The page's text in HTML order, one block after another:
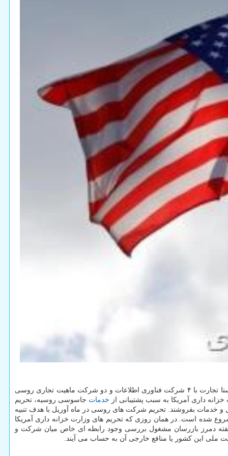
به گزارش پی اچ پی و جی کوئری به نقل از رویترز، روز گذشته دولت آمریکا با اقدامی جدید صنعت امنیت سایبری روسیه را هدف گرفت. در همین راستا تجارت با ۴ شرکت فناوری اطلاعات و دو شرکت ماهیت تجاری روسی
خدمات جاسوسی روسیه، تحریم
و خدمات بفروشند. تحریم شرکت های روسی در ماه آوریل با هدف تنبیه
شده است. در همان روزی که تحریم های وزارت خزانه داری آمریکا
دمرز بازرسان مشغول بررسی وجود رابطه ای خاص میان شرکت و
ملی این کشور یا منافع خارجی آن به حساب می آیند.